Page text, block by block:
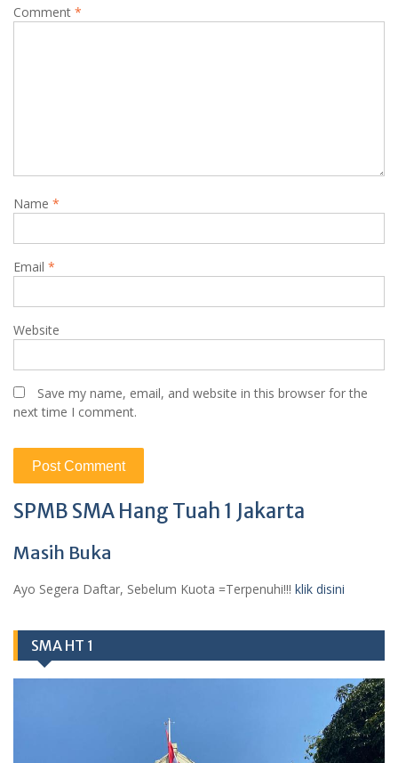
Comment *
Name *
Email *
Website
Save my name, email, and website in this browser for the
next time I comment.
SPMB SMA Hang Tuah 1 Jakarta
Masih Buka
Ayo Segera Daftar, Sebelum Kuota =Terpenuhi!!! klik disini
SMA HT 1